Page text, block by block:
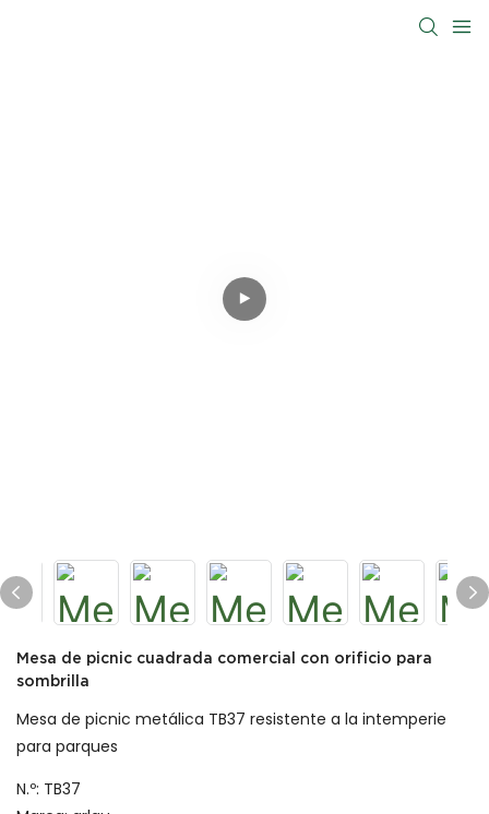
Mesa de picnic cuadrada comercial con orificio para
sombrilla
Mesa de picnic metálica TB37 resistente a la intemperie
para parques
N.º: TB37